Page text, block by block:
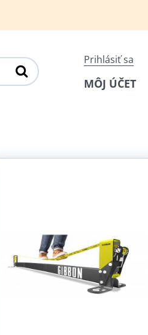
Prihlásiť sa
MÔJ ÚČET